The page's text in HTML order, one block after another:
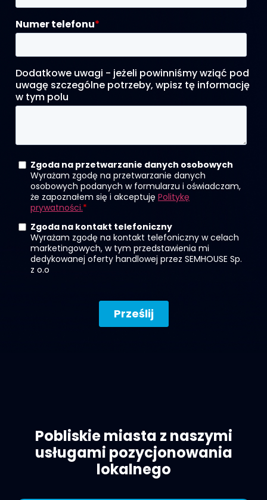
Pobliskie miasta z naszymi
usługami pozycjonowania
lokalnego